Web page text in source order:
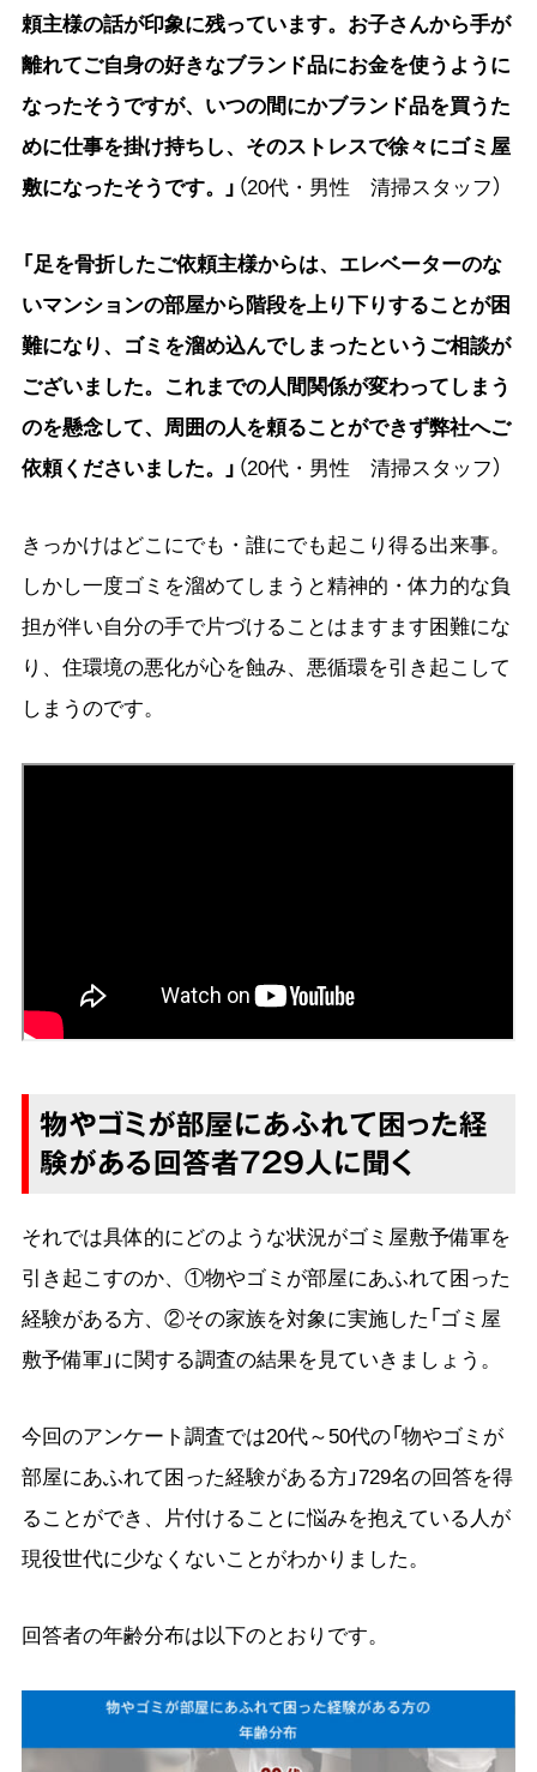
頼主様の話が印象に残っています。お子さんから手が
離れてご自身の好きなブランド品にお金を使うように
なったそうですが、いつの間にかブランド品を買うた
めに仕事を掛け持ちし、そのストレスで徐々にゴミ屋
敷になったそうです。」 （20代・男性 清掃スタッフ）
「足を骨折したご依頼主様からは、エレベーターのな
いマンションの部屋から階段を上り下りすることが困
難になり、ゴミを溜め込んでしまったというご相談が
ございました。これまでの人間関係が変わってしまう
のを懸念して、周囲の人を頼ることができず弊社へご
依頼くださいました。」 （20代・男性 清掃スタッフ）
きっかけはどこにでも・誰にでも起こり得る出来事。
しかし一度ゴミを溜めてしまうと精神的・体力的な負
担が伴い自分の手で片づけることはますます困難にな
り、住環境の悪化が心を蝕み、悪循環を引き起こして
しまうのです。
物やゴミが部屋にあふれて困った経
験がある回答者729人に聞く
それでは具体的にどのような状況がゴミ屋敷予備軍を
引き起こすのか、①物やゴミが部屋にあふれて困った
経験がある方、②その家族を対象に実施した「ゴミ屋
敷予備軍」に関する調査の結果を見ていきましょう。
今回のアンケート調査では20代～50代の「物やゴミが
部屋にあふれて困った経験がある方」729名の回答を得
ることができ、片付けることに悩みを抱えている人が
現役世代に少なくないことがわかりました。
回答者の年齢分布は以下のとおりです。